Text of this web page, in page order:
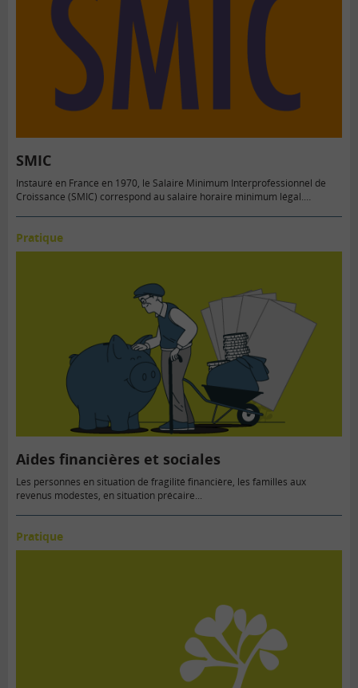
SMIC
Instauré en France en 1970, le Salaire Minimum Interprofessionnel de
Croissance (SMIC) correspond au salaire horaire minimum légal.…
Pratique
Aides financières et sociales
Les personnes en situation de fragilité financière, les familles aux
revenus modestes, en situation précaire...
Pratique